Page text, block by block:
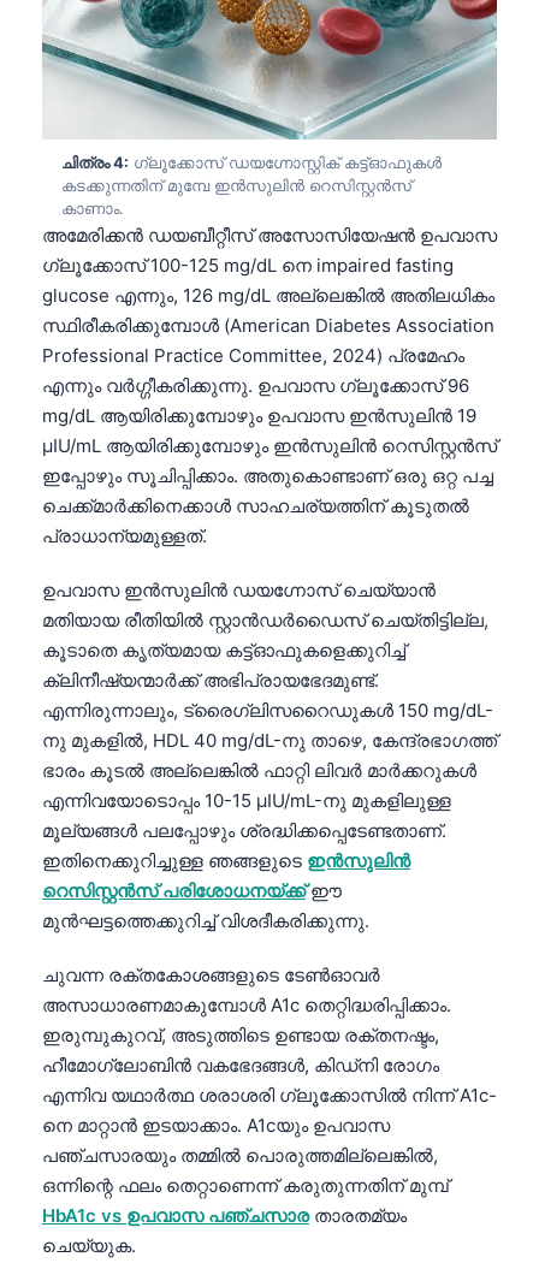
ചിത്രം 4: ഗ്ലൂക്കോസ് ഡയഗ്നോസ്റ്റിക് കട്ട്‌ഓഫുകൾ
കടക്കുന്നതിന് മുമ്പേ ഇൻസുലിൻ റെസിസ്റ്റൻസ്
കാണാം.
അമേരിക്കൻ ഡയബീറ്റീസ് അസോസിയേഷൻ ഉപവാസ
ഗ്ലൂക്കോസ് 100-125 mg/dL നെ impaired fasting
glucose എന്നും, 126 mg/dL അല്ലെങ്കിൽ അതിലധികം
സ്ഥിരീകരിക്കുമ്പോൾ (American Diabetes Association
Professional Practice Committee, 2024) പ്രമേഹം
എന്നും വർഗ്ഗീകരിക്കുന്നു. ഉപവാസ ഗ്ലൂക്കോസ് 96
mg/dL ആയിരിക്കുമ്പോഴും ഉപവാസ ഇൻസുലിൻ 19
µIU/mL ആയിരിക്കുമ്പോഴും ഇൻസുലിൻ റെസിസ്റ്റൻസ്
ഇപ്പോഴും സൂചിപ്പിക്കാം. അതുകൊണ്ടാണ് ഒരു ഒറ്റ പച്ച
ചെക്ക്മാർക്കിനെക്കാൾ സാഹചര്യത്തിന് കൂടുതൽ
പ്രാധാന്യമുള്ളത്.
ഉപവാസ ഇൻസുലിൻ ഡയഗ്നോസ് ചെയ്യാൻ
മതിയായ രീതിയിൽ സ്റ്റാൻഡർഡൈസ് ചെയ്തിട്ടില്ല,
കൂടാതെ കൃത്യമായ കട്ട്‌ഓഫുകളെക്കുറിച്ച്
ക്ലിനീഷ്യന്മാർക്ക് അഭിപ്രായഭേദമുണ്ട്.
എന്നിരുന്നാലും, ട്രൈഗ്ലിസറൈഡുകൾ 150 mg/dL-
നു മുകളിൽ, HDL 40 mg/dL-നു താഴെ, കേന്ദ്രഭാഗത്ത്
ഭാരം കൂടൽ അല്ലെങ്കിൽ ഫാറ്റി ലിവർ മാർക്കറുകൾ
എന്നിവയോടൊപ്പം 10-15 µIU/mL-നു മുകളിലുള്ള
മൂല്യങ്ങൾ പലപ്പോഴും ശ്രദ്ധിക്കപ്പെടേണ്ടതാണ്.
ഇതിനെക്കുറിച്ചുള്ള ഞങ്ങളുടെ ഇൻസുലിൻ
റെസിസ്റ്റൻസ് പരിശോധനയ്ക്ക്ഈ
മുൻഘട്ടത്തെക്കുറിച്ച് വിശദീകരിക്കുന്നു.
ചുവന്ന രക്തകോശങ്ങളുടെ ടേൺഓവർ
അസാധാരണമാകുമ്പോൾ A1c തെറ്റിദ്ധരിപ്പിക്കാം.
ഇരുമ്പുകുറവ്, അടുത്തിടെ ഉണ്ടായ രക്തനഷ്ടം,
ഹീമോഗ്ലോബിൻ വകഭേദങ്ങൾ, കിഡ്നി രോഗം
എന്നിവ യഥാർത്ഥ ശരാശരി ഗ്ലൂക്കോസിൽ നിന്ന് A1c-
നെ മാറ്റാൻ ഇടയാക്കാം. A1cയും ഉപവാസ
പഞ്ചസാരയും തമ്മിൽ പൊരുത്തമില്ലെങ്കിൽ,
ഒന്നിന്റെ ഫലം തെറ്റാണെന്ന് കരുതുന്നതിന് മുമ്പ്
HbA1c vs ഉപവാസ പഞ്ചസാരതാരതമ്യം
ചെയ്യുക.
తెలుగు
தமிழ்
ગુજરાતી
ಕನ್ನಡ
Bahasa Melayu
Tiếng Việt
Tagalog
ไทย
ဗမာစာ
ភាសាខ្មែរ
Kiswahili
አማርኛ
Українська
O‘zbekcha
Català
Қазақ тілі
Suomi
Slovenčina
پښتو
سنڌي
සිංහල
অসমীয়া
Galego
Latviešu valoda
Македонски јазик
Euskara
Gàidhlig
Occitan
العربية المغربية
Afrikaans